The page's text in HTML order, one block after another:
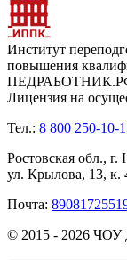
Институт
повышения
Лицензия на
Тел.: 8 800 250-10-
Ростовская обл., г.
ул. Крылова, 13, к.
Почта:
© 2015 - 2026